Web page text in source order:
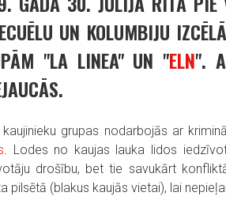
UN KOLUMBIJU
"LA LINEA" UN "ELN".
kaujinieku grupas nodarbojās ar
. Lodes no kaujas lauka lidos
drošību, bet tie savukārt
pilsētā (blakus kaujās vietai), lai